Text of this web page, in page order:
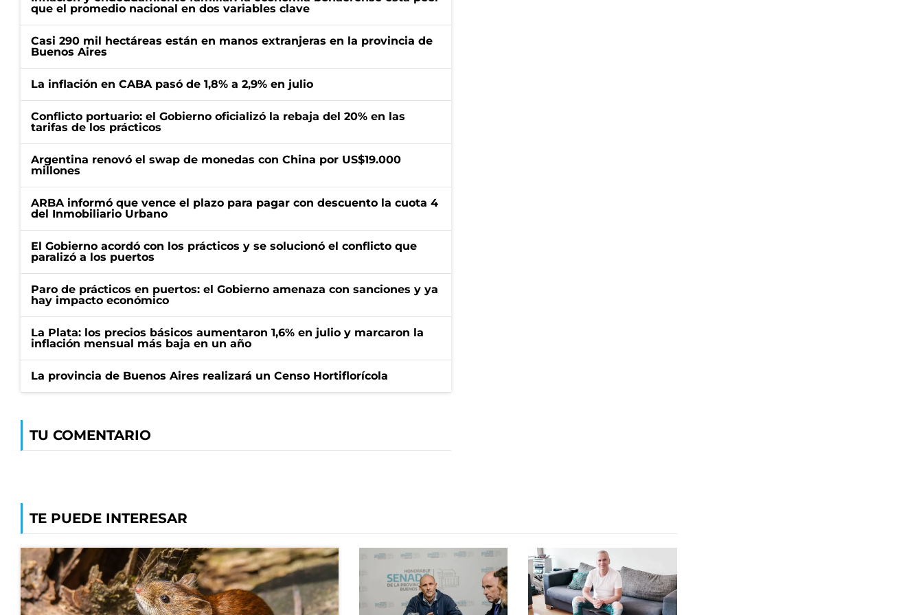
que el promedio nacional en dos variables clave
Casi 290 mil hectáreas están en manos extranjeras en la provincia de
Buenos Aires
La inflación en CABA pasó de 1,8% a 2,9% en julio
Conflicto portuario: el Gobierno oficializó la rebaja del 20% en las
tarifas de los prácticos
Argentina renovó el swap de monedas con China por US$19.000
millones
ARBA informó que vence el plazo para pagar con descuento la cuota 4
del Inmobiliario Urbano
El Gobierno acordó con los prácticos y se solucionó el conflicto que
paralizó a los puertos
Paro de prácticos en puertos: el Gobierno amenaza con sanciones y ya
hay impacto económico
La Plata: los precios básicos aumentaron 1,6% en julio y marcaron la
inflación mensual más baja en un año
La provincia de Buenos Aires realizará un Censo Hortiflorícola
TU COMENTARIO
TE PUEDE INTERESAR